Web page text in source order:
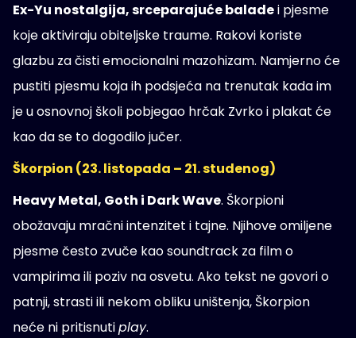
Ex-Yu nostalgija, srceparajuće baladei pjesme
koje aktiviraju obiteljske traume. Rakovi koriste
glazbu za čisti emocionalni mazohizam. Namjerno će
pustiti pjesmu koja ih podsjeća na trenutak kada im
je u osnovnoj školi pobjegao hrčak Zvrko i plakat će
kao da se to dogodilo jučer.
Škorpion (23. listopada – 21. studenog)
Heavy Metal, Goth i Dark Wave. Škorpioni
obožavaju mračni intenzitet i tajne. Njihove omiljene
pjesme često zvuče kao soundtrack za film o
vampirima ili poziv na osvetu. Ako tekst ne govori o
patnji, strasti ili nekom obliku uništenja, Škorpion
neće ni pritisnutiplay.